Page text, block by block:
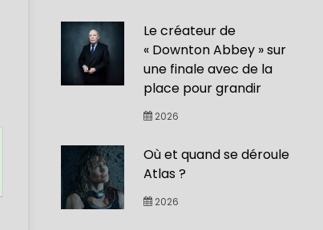
Le créateur de
« Downton Abbey » sur
une finale avec de la
place pour grandir
2026
Où et quand se déroule
Atlas ?
2026